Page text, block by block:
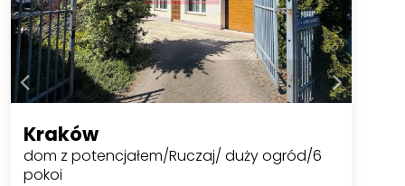
Kraków
dom z potencjałem/Ruczaj/ duży ogród/6
pokoi